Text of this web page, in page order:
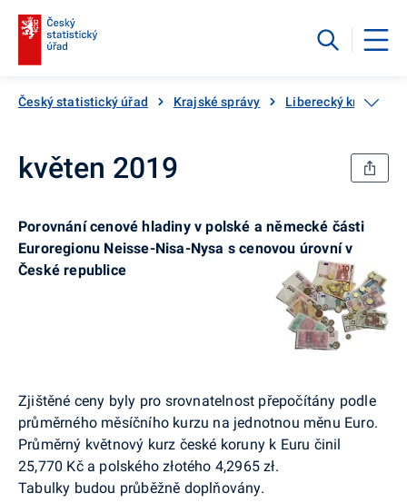
Český statistický úřad Krajské správy Liberecký kraj
květen 2019
Porovnání cenové hladiny v polské a německé části
Euroregionu Neisse-Nisa-Nysa s cenovou úrovní v
České republice
Zjištěné ceny byly pro srovnatelnost přepočítány podle
průměrného měsíčního kurzu na jednotnou měnu Euro.
Průměrný květnový kurz české koruny k Euru činil
25,770 Kč a polského złotého 4,2965 zł.
Tabulky budou průběžně doplňovány.